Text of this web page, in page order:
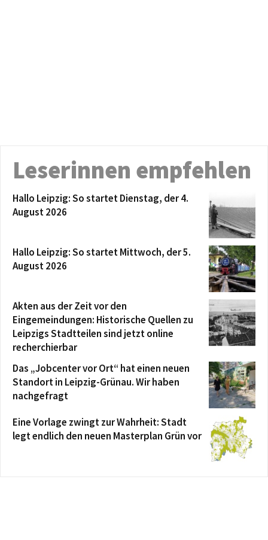
Leserinnen empfehlen
Hallo Leipzig: So startet Dienstag, der 4.
August 2026
Hallo Leipzig: So startet Mittwoch, der 5.
August 2026
Akten aus der Zeit vor den
Eingemeindungen: Historische Quellen zu
Leipzigs Stadtteilen sind jetzt online
recherchierbar
Das „Jobcenter vor Ort“ hat einen neuen
Standort in Leipzig-Grünau. Wir haben
nachgefragt
Eine Vorlage zwingt zur Wahrheit: Stadt
legt endlich den neuen Masterplan Grün vor